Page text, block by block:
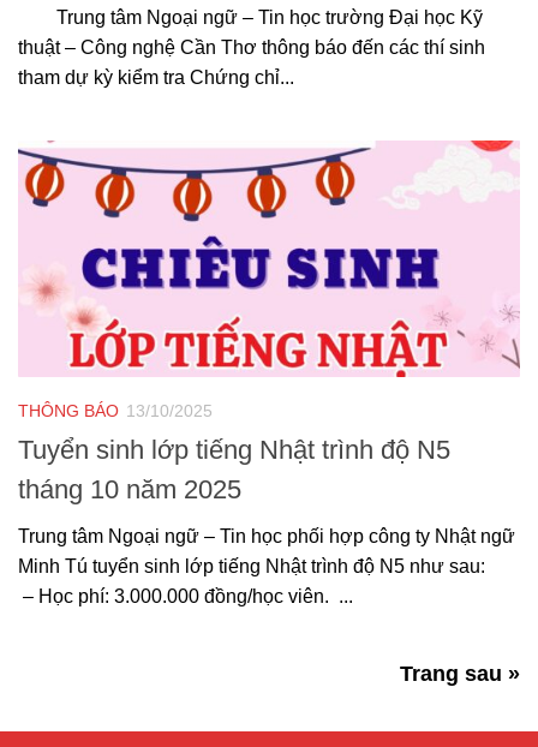
Trung tâm Ngoại ngữ – Tin học trường Đại học Kỹ
thuật – Công nghệ Cần Thơ thông báo đến các thí sinh
tham dự kỳ kiểm tra Chứng chỉ...
THÔNG BÁO 13/10/2025
Tuyển sinh lớp tiếng Nhật trình độ N5
tháng 10 năm 2025
Trung tâm Ngoại ngữ – Tin học phối hợp công ty Nhật ngữ
Minh Tú tuyển sinh lớp tiếng Nhật trình độ N5 như sau:
– Học phí: 3.000.000 đồng/học viên. ...
Trang sau »